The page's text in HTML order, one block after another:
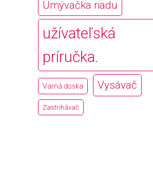
Umývačka riadu
užívateľská
príručka.
Varná doska Vysávač
Zastrihávač